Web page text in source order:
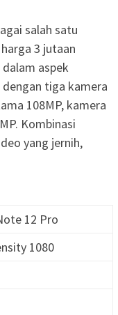
salah satu
3 jutaan
aspek
tiga kamera
108MP, kamera
Kombinasi
yang jernih,
12 Pro
1080